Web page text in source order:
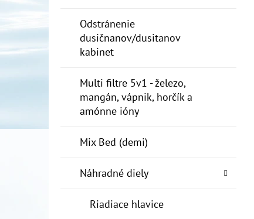
Odstránenie
dusičnanov/dusitanov
kabinet
Multi filtre 5v1 - železo,
mangán, vápnik, horčík a
amónne ióny
Mix Bed (demi)
Náhradné diely
Riadiace hlavice